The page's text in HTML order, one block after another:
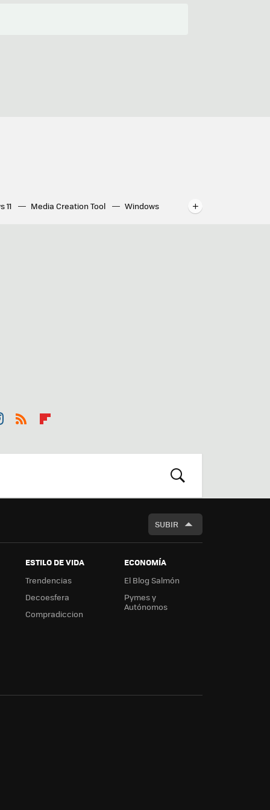
11 Media Creation Tool
Windows
boa
BUSCAR
SUBIR
ESTILO DE VIDA
Trendencias
Decoesfera
Compradiccion
ECONOMÍA
El Blog Salmón
Pymes y
Autónomos